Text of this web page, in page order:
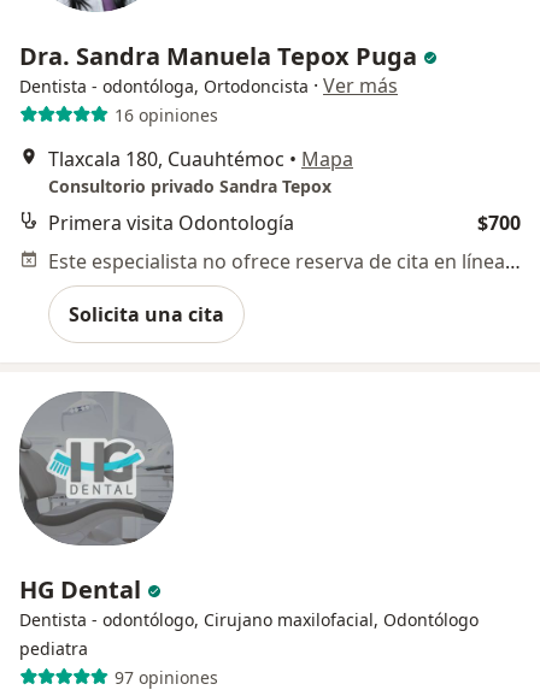
Dra. Sandra Manuela Tepox Puga
Dentista - odontóloga, Ortodoncista · Ver más
16 opiniones
Tlaxcala 180, Cuauhtémoc • Mapa
Consultorio privado Sandra Tepox
Primera visita Odontología
$700
Este especialista no ofrece reserva de cita en línea en esta dirección.
Solicita una cita
HG Dental
Dentista - odontólogo, Cirujano maxilofacial, Odontólogo
pediatra
97 opiniones